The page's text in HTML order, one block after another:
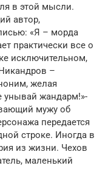
в этой мысли.
автор,
«Я – морда
практически все о
исключительном,
–
желая
унывай жандарм!»-
мужу об
передается
строке. Иногда в
из жизни. Чехов
маленький